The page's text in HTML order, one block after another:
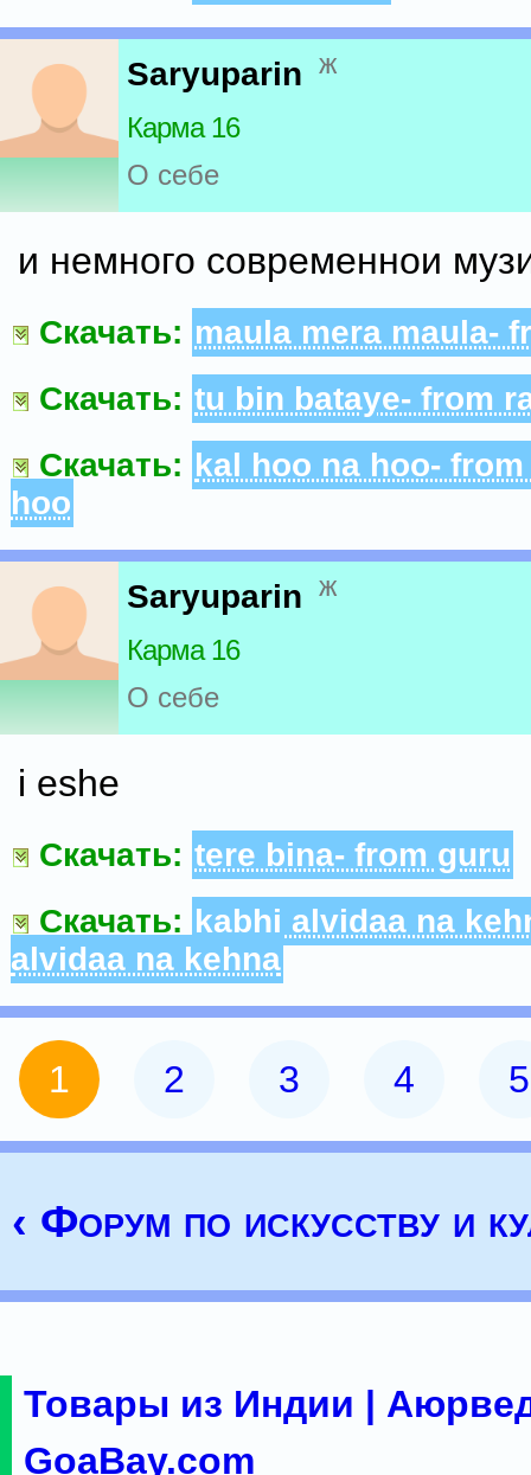
Saryuparin ж
Карма 16
О себе
и немного современнои
Скачать: maula mera maula-
Скачать: tu bin bataye- from
Скачать: kal hoo na hoo-
hoo
Saryuparin ж
Карма 16
О себе
i eshe
Скачать: tere bina- from guru
Скачать: kabhi alvidaa na
alvidaa na kehna
1 2 3 4 5
‹ Форум по искусству и
Товары из Индии |
GoaBay.com